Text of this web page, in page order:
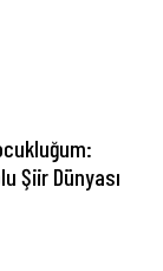
Şiir Dünyası